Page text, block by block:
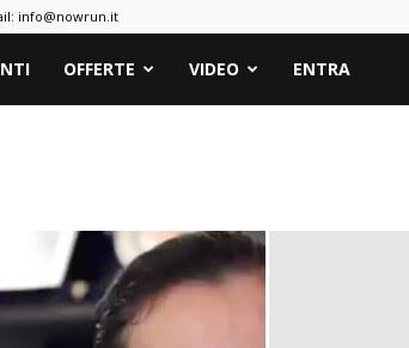
info@nowrun.it
OFFERTE VIDEO ENTRA